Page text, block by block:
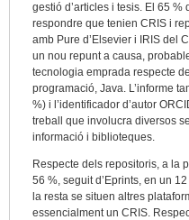
gestió d’articles i tesis. El 65
respondre que tenien CRIS i
amb Pure d’Elsevier i IRIS del
un nou repunt a causa,
tecnologia emprada respecte
programació, Java. L’informe
%) i l’identificador d’autor
treball que involucra diversos
informació i biblioteques.
Respecte dels repositoris, a la
56 %, seguit d’Eprints, en un
la resta se situen altres
essencialment un CRIS.